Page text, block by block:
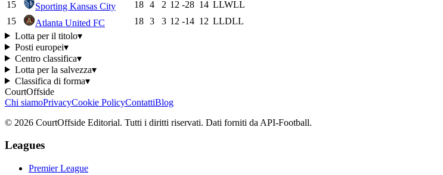
15
Sporting Kansas City 18 4 2 12 -28 14 LLWLL
15
Atlanta United FC 18 3 3 12 -14 12 LLDLL
Lotta per il titolo▾
Posti europei▾
Centro classifica▾
Lotta per la salvezza▾
Classifica di forma▾
CourtOffside
Chi siamoPrivacyCookie PolicyContattiBlog
© 2026 CourtOffside Editorial. Tutti i diritti riservati. Dati forniti da API-Football.
Leagues
Premier League